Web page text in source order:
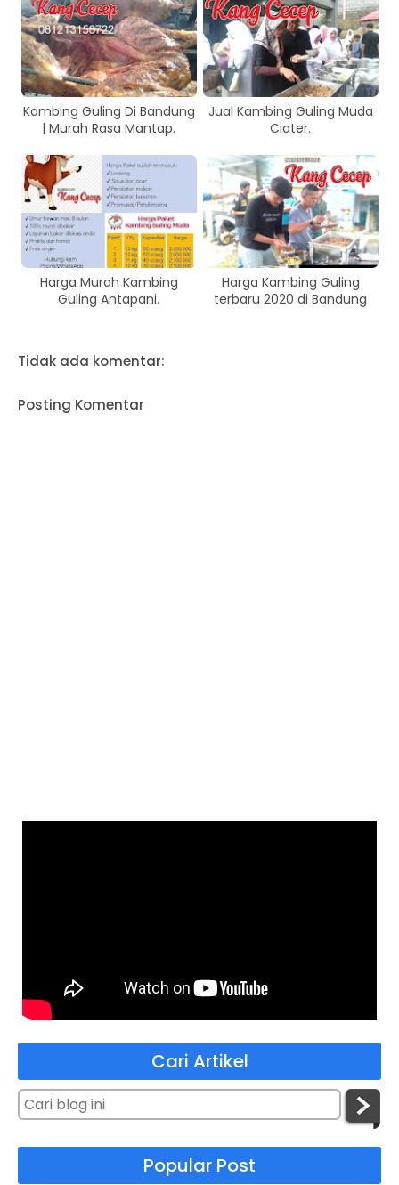
Kambing Guling Di Bandung
| Murah Rasa Mantap.
Jual Kambing Guling Muda
Ciater.
Harga Murah Kambing
Guling Antapani.
Harga Kambing Guling
terbaru 2020 di Bandung
Tidak ada komentar:
Posting Komentar
Cari Artikel
Popular Post